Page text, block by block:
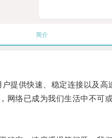
简介
供快速、稳定连接以及高
络已成为我们生活中不可或